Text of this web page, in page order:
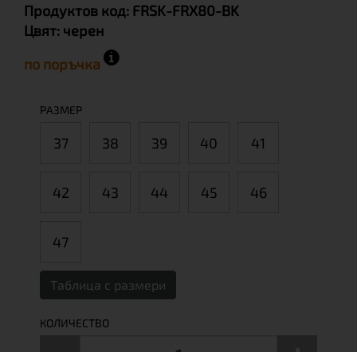
Продуктов код: FRSK-FRX80-BK
Цвят: черен
по поръчка
РАЗМЕР
37 38 39 40 41
42 43 44 45 46
47
Таблица с размери
КОЛИЧЕСТВО